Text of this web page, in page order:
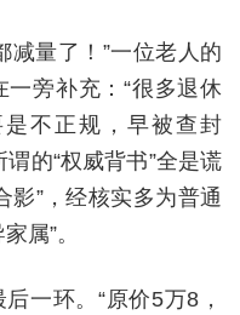
减量了！”一位老人的
旁补充：“很多退休
不正规，早被查封
的“权威背书”全是谎
影”，经核实多为普通
属”。
一环。“原价5万8，